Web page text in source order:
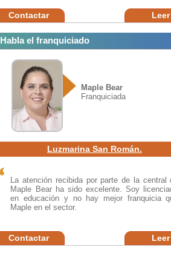
Contactar Leer
Habla el franquiciado
Maple Bear
Franquiciada
Luzmarina San Román.
La atención recibida por parte de la central
Maple Bear ha sido excelente. Soy
en educación y no hay mejor franquicia
Maple en el sector.
Contactar Leer